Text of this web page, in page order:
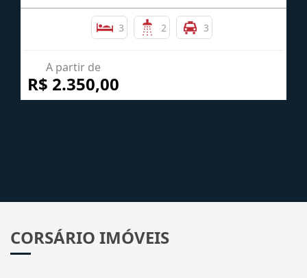
3 2 3
A partir de
R$ 2.350,00
CORSÁRIO IMÓVEIS